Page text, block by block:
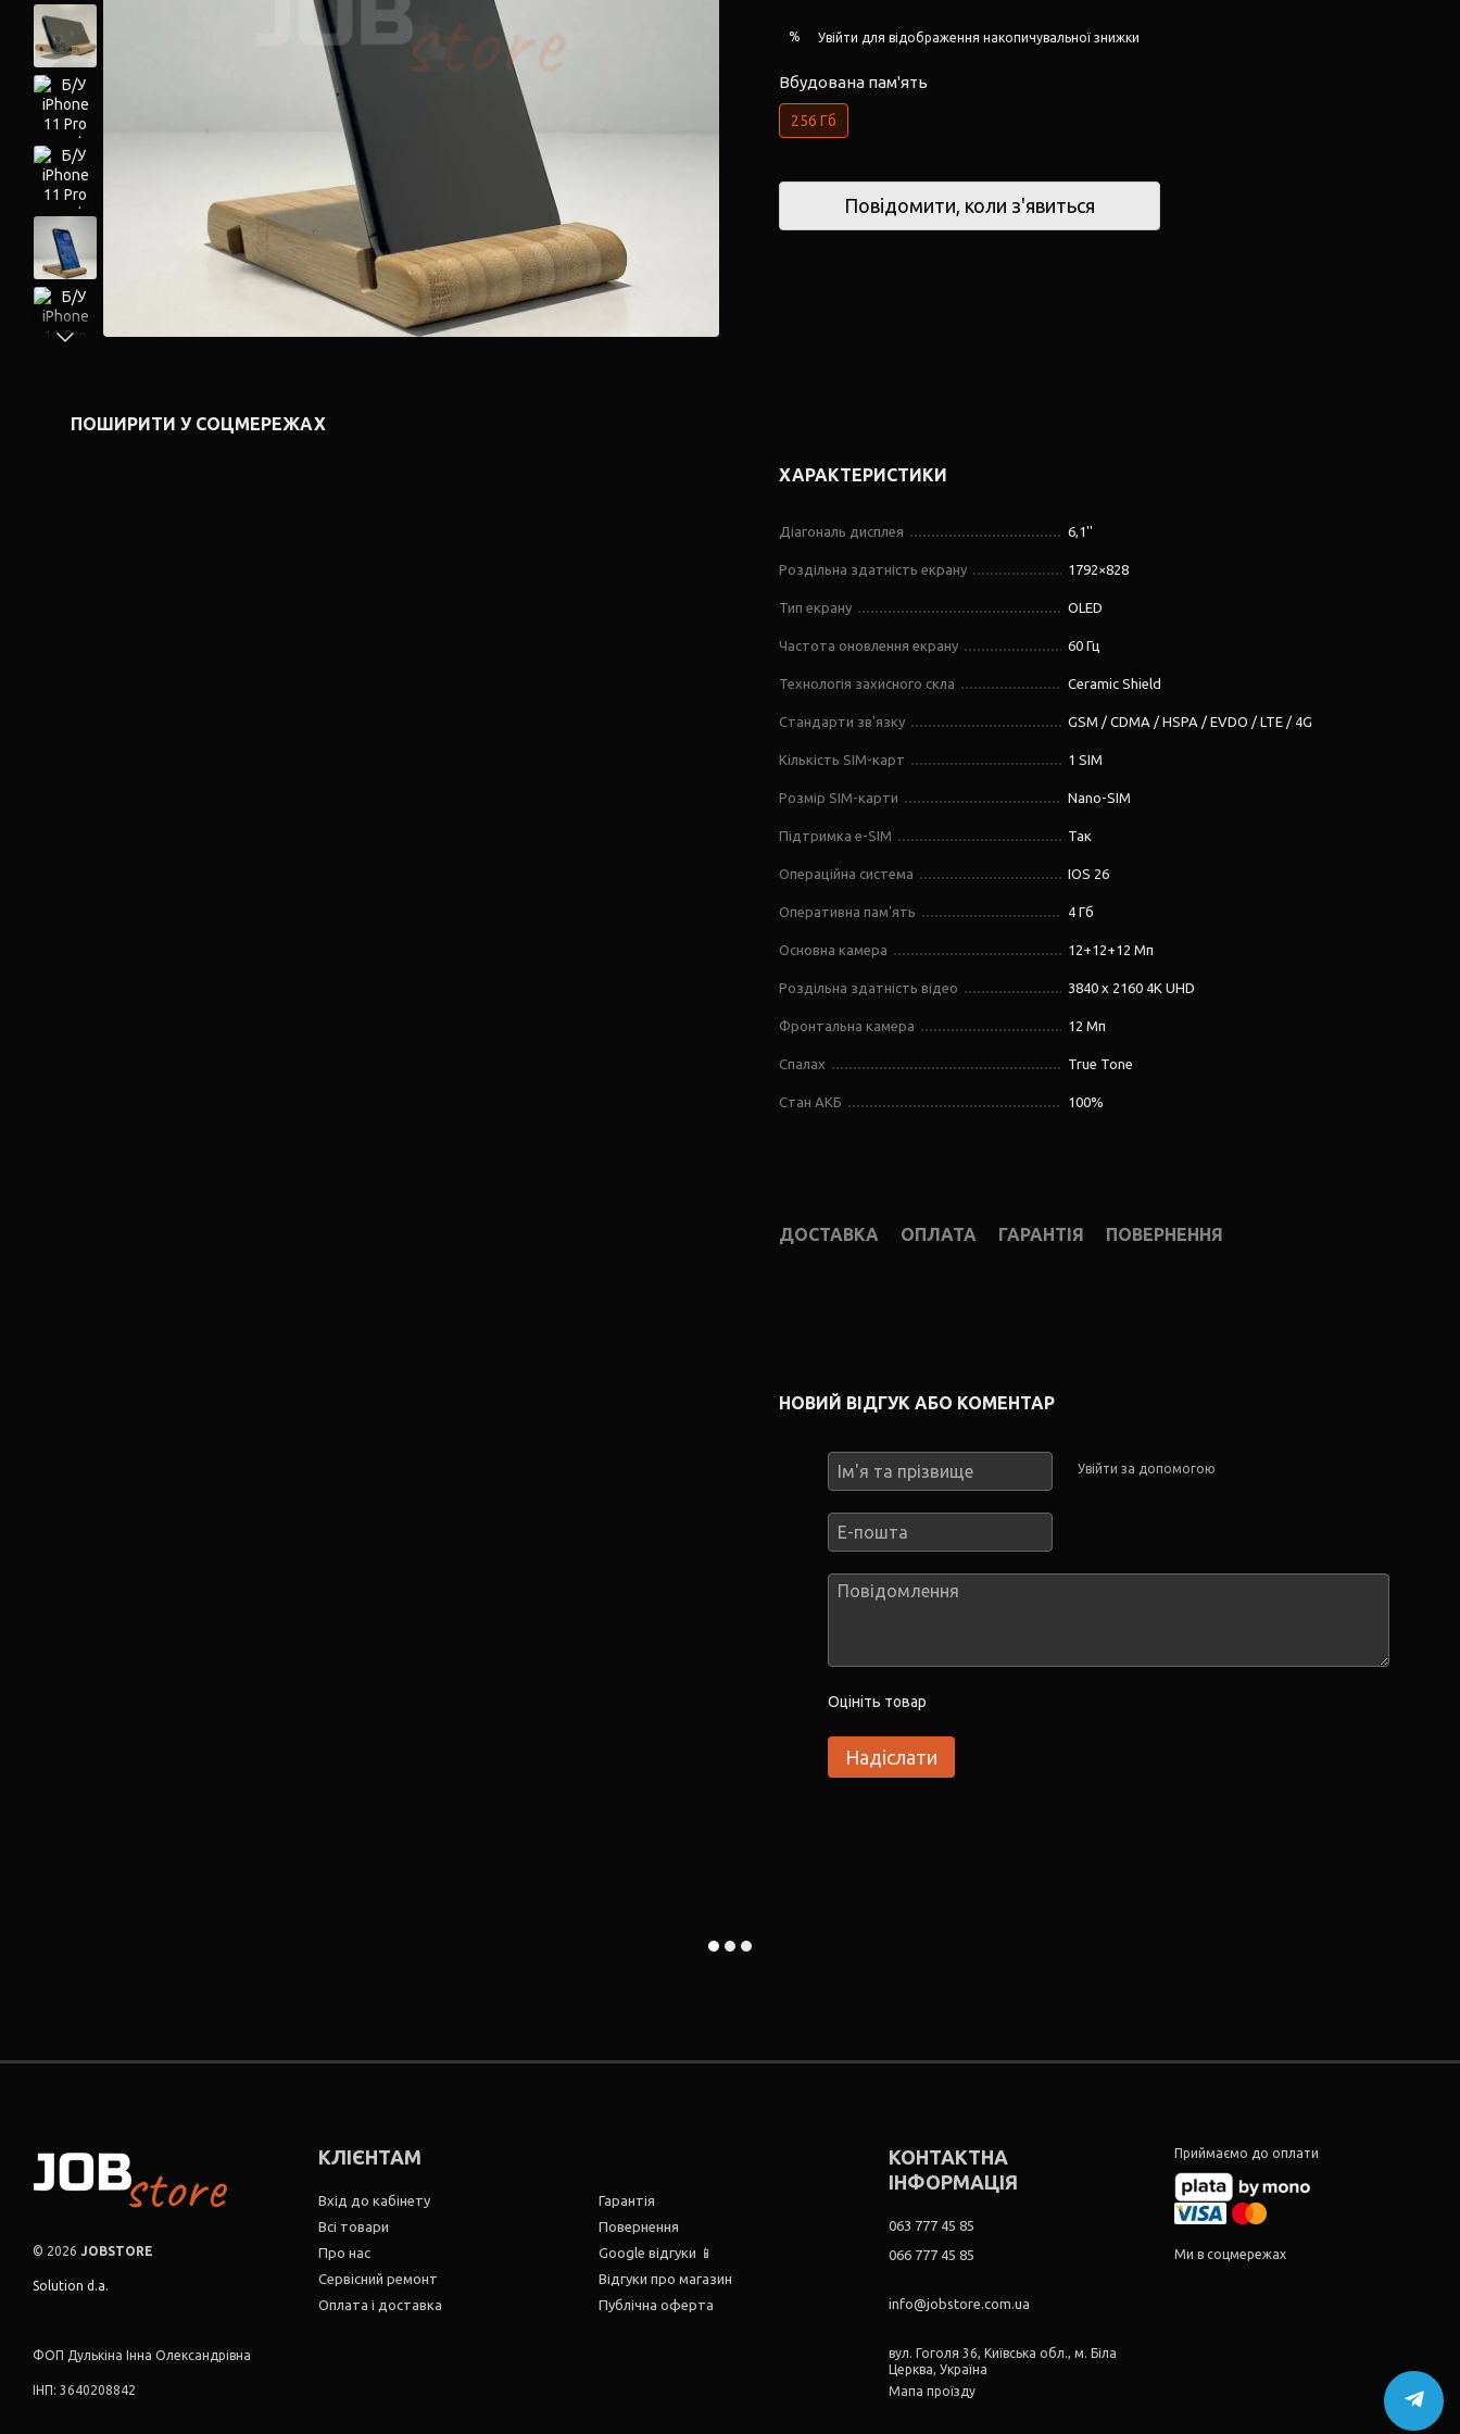
ПОШИРИТИ У СОЦМЕРЕЖАХ
% Увійти для відображення накопичувальної знижки
Вбудована пам'ять
256 Гб
Повідомити, коли з'явиться
ХАРАКТЕРИСТИКИ
Діагональ дисплея 6,1''
Роздільна здатність екрану 1792×828
Тип екрану OLED
Частота оновлення екрану 60 Гц
Технологія захисного скла Ceramic Shield
Стандарти зв'язку GSM / CDMA / HSPA / EVDO / LTE / 4G
Кількість SIM-карт 1 SIM
Розмір SIM-карти Nano-SIM
Підтримка e-SIM Так
Операційна система IOS 26
Оперативна пам'ять 4 Гб
Основна камера 12+12+12 Мп
Роздільна здатність відео 3840 x 2160 4K UHD
Фронтальна камера 12 Мп
Спалах True Tone
Стан АКБ 100%
ДОСТАВКА ОПЛАТА ГАРАНТІЯ ПОВЕРНЕННЯ
НОВИЙ ВІДГУК АБО КОМЕНТАР
Увійти за допомогою
Оцініть товар
Надіслати
© 2026 JOBSTORE
Solution d.a.
ФОП Дулькіна Інна Олександрівна
ІНП: 3640208842
КЛІЄНТАМ
Вхід до кабінету
Всі товари
Про нас
Сервісний ремонт
Оплата і доставка
Гарантія
Повернення
Google відгуки 📱
Відгуки про магазин
Публічна оферта
КОНТАКТНА
ІНФОРМАЦІЯ
063 777 45 85
066 777 45 85
info@jobstore.com.ua
вул. Гоголя 36, Київська обл., м. Біла
Церква, Україна
Мапа проїзду
Приймаємо до оплати
Ми в соцмережах